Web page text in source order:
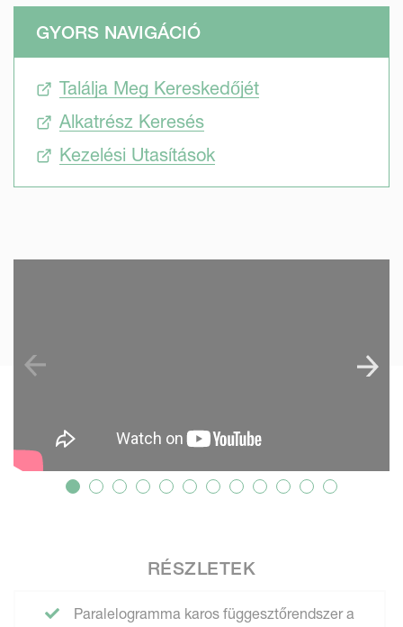
GYORS NAVIGÁCIÓ
Találja Meg Kereskedőjét
Alkatrész Keresés
Kezelési Utasítások
RÉSZLETEK
Paralelogramma karos függesztőrendszer a